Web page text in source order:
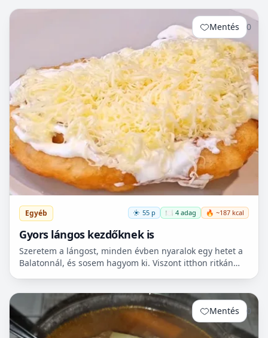
Mentés 0
Egyéb 55 p 🍽️ 4 adag 🔥 ~187 kcal
Gyors lángos kezdőknek is
Szeretem a lángost, minden évben nyaralok egy hetet a
Balatonnál, és sosem hagyom ki. Viszont itthon ritkán
Mentés 0